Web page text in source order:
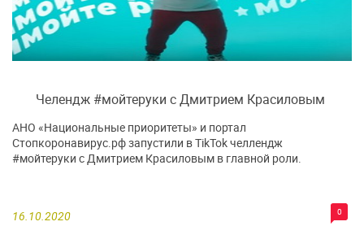
Челендж #мойтеруки с Дмитрием Красиловым
16.10.2020 0
АНО «Национальные приоритеты» и портал
Стопкоронавирус.рф запустили в TikTok челлендж
#мойтеруки с Дмитрием Красиловым в главной роли.